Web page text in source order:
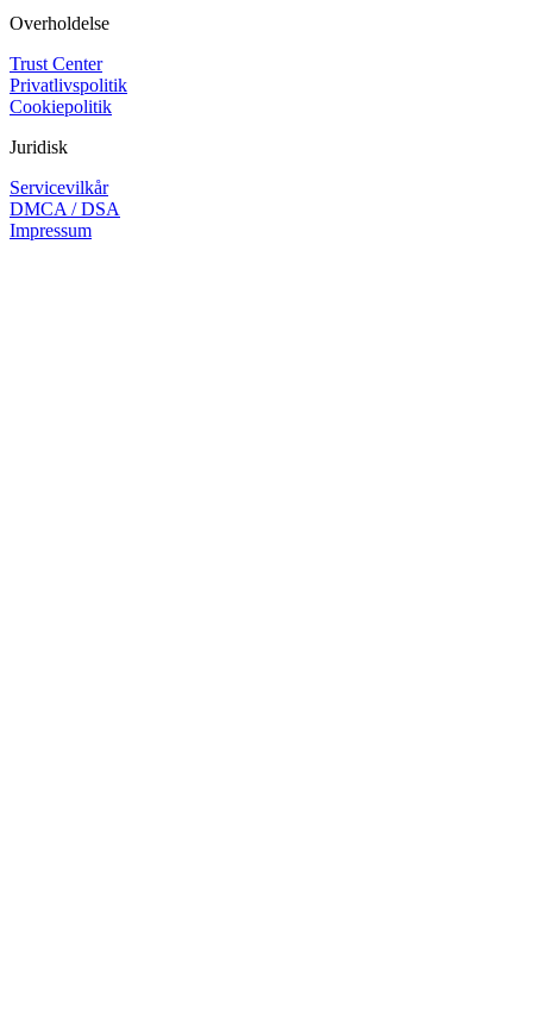
Overholdelse
Trust Center
Privatlivspolitik
Cookiepolitik
Juridisk
Servicevilkår
DMCA / DSA
Impressum